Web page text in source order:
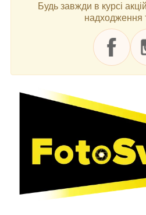
Будь завжди в курсі
надходження